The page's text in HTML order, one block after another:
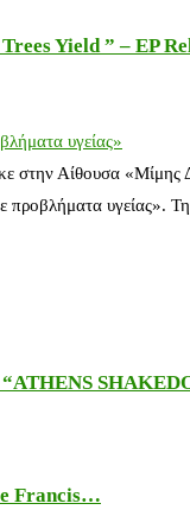
Yield ” – EP
υγείας»
στην Αίθουσα
υγείας».
Francis…